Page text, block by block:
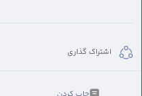
اشتراک گذاری